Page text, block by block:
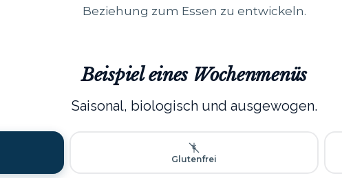
Beziehung zum Essen zu entwickeln.
Beispiel eines Wochenmenüs
Saisonal, biologisch und ausgewogen.
Glutenfrei